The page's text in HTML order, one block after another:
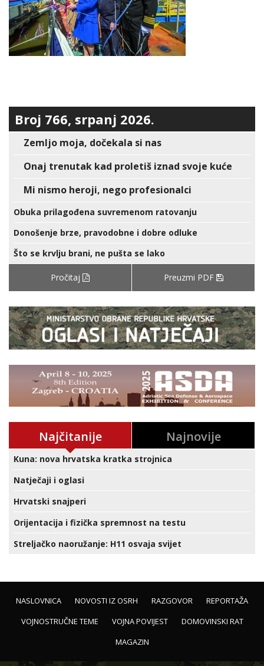
Broj 766, srpanj 2026.
Zemljo moja, dočekala si nas
Onaj trenutak kad proletiš iznad svoje kuće
Mi nismo heroji, nego profesionalci
Obuka prilagođena suvremenom ratovanju
Donošenje brze, pravodobne i dobre odluke
Što se krvlju brani, ne pušta se lako
Pročitaj Preuzmi PDF
Najčitanije Najnovije
Kuna: nova hrvatska kratka strojnica
Natječaji i oglasi
Hrvatski snajperi
Orijentacija i fizička spremnost na testu
Streljačko naoružanje: H11 osvaja svijet
NASLOVNICA NOVOSTI IZ OSRH RAZGOVOR
REPORTAŽA
VOJNOSTRUČNE TEME
VOJNA POVIJEST
DOMOVINSKI RAT
MAGAZIN